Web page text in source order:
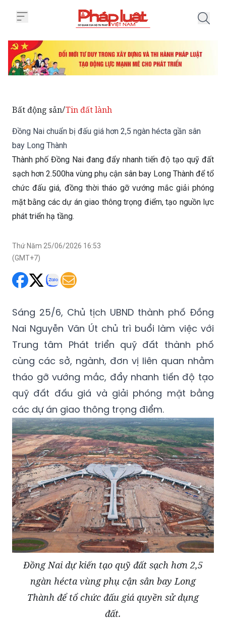
Bất động sản/Tin đất lành
Đồng Nai chuẩn bị đấu giá hơn 2,5 ngàn hécta gần sân
bay Long Thành
Thành phố Đồng Nai đang đẩy nhanh tiến độ tạo quỹ đất
sạch hơn 2.500ha vùng phụ cận sân bay Long Thành để tổ
chức đấu giá, đồng thời tháo gỡ vướng mắc giải phóng
mặt bằng các dự án giao thông trọng điểm, tạo nguồn lực
phát triển hạ tầng.
Thứ Năm 25/06/2026 16:53
(GMT+7)
Sáng 25/6, Chủ tịch UBND thành phố Đồng
Nai Nguyễn Văn Út chủ trì buổi làm việc với
Trung tâm Phát triển quỹ đất thành phố
cùng các sở, ngành, đơn vị liên quan nhằm
tháo gỡ vướng mắc, đẩy nhanh tiến độ tạo
quỹ đất đấu giá và giải phóng mặt bằng
các dự án giao thông trọng điểm.
Đồng Nai dự kiến tạo quỹ đất sạch hơn 2,5
ngàn hécta vùng phụ cận sân bay Long
Thành để tổ chức đấu giá quyền sử dụng
đất.